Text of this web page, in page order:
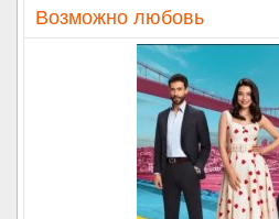
Возможно любовь